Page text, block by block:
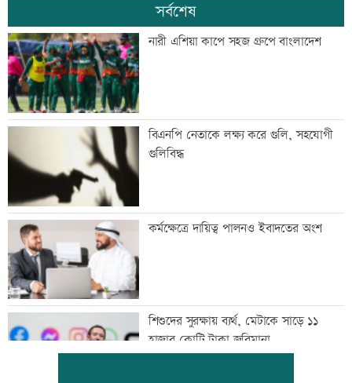
সর্বশেষ
নারী এশিয়া কাপে সহজ গ্রুপে বাংলাদেশ
বিএনপি নেতাকে লক্ষ্য করে গুলি, সহযোগী
গুলিবিদ্ধ
কর্মক্ষেত্রে দায়িত্ব পালনও ইবাদতের অংশ
শিশুদের সুরক্ষায় ব্যর্থ, মেটাকে সাড়ে ১১
হাজার কোটি টাকা জরিমানা